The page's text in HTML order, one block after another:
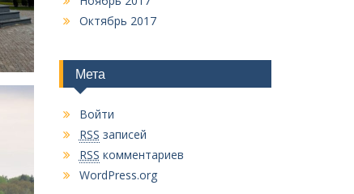
Октябрь 2017
Мета
Войти
RSS записей
RSS комментариев
WordPress.org